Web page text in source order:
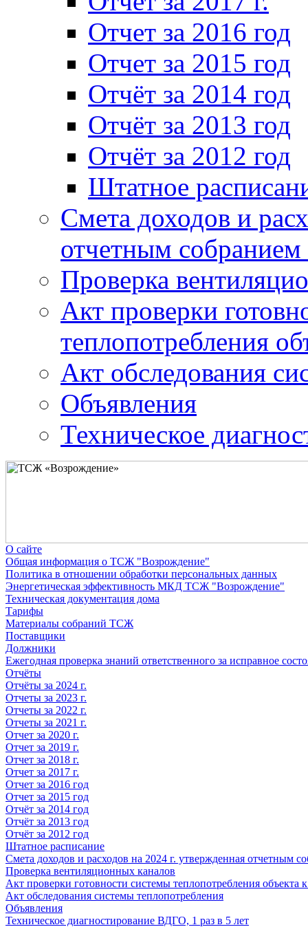
Отчет за 2016 год
Отчет за 2015 год
Отчёт за 2014 год
Отчёт за 2013 год
Отчёт за 2012 год
Штатное
Смета доходов и
отчетным
Проверка
Акт проверки
теплопотребления
Акт обследования
Объявления
Техническое
О сайте
Общая информация о ТСЖ "Возрождение"
Политика в отношении обработки персональных данных
Энергетическая эффективность МКД ТСЖ "Возрождение"
Техническая документация дома
Тарифы
Материалы собраний ТСЖ
Поставщики
Должники
Ежегодная проверка знаний ответственного за исправное
Отчёты
Отчёты за 2024 г.
Отчеты за 2023 г.
Отчеты за 2022 г.
Отчеты за 2021 г.
Отчет за 2020 г.
Отчет за 2019 г.
Отчет за 2018 г.
Отчет за 2017 г.
Отчет за 2016 год
Отчет за 2015 год
Отчёт за 2014 год
Отчёт за 2013 год
Отчёт за 2012 год
Штатное расписание
Смета доходов и расходов на 2024 г. утвержденная отчетным
Проверка вентиляционных каналов
Акт проверки готовности системы теплопотребления объекта
Акт обследования системы теплопотребления
Объявления
Техническое диагностирование ВДГО, 1 раз в 5 лет